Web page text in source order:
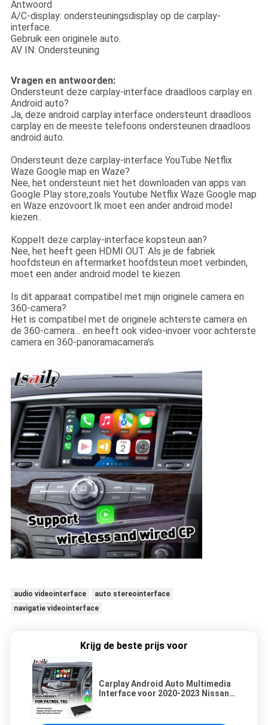
Antwoord
A/C-display: ondersteuningsdisplay op de carplay-
interface.
Gebruik een originele auto.
AV IN: Ondersteuning
Vragen en antwoorden:
Ondersteunt deze carplay-interface draadloos carplay en
Android auto?
Ja, deze android carplay interface ondersteunt draadloos
carplay en de meeste telefoons ondersteunen draadloos
android auto.
Ondersteunt deze carplay-interface YouTube Netflix
Waze Google map en Waze?
Nee, het ondersteunt niet het downloaden van apps van
Google Play store,zoals Youtube Netflix Waze Google map
en Waze enzovoort.Ik moet een ander android model
kiezen..
Koppelt deze carplay-interface kopsteun aan?
Nee, het heeft geen HDMI OUT. Als je de fabriek
hoofdsteun en aftermarket hoofdsteun moet verbinden,
moet een ander android model te kiezen.
Is dit apparaat compatibel met mijn originele camera en
360-camera?
Het is compatibel met de originele achterste camera en
de 360-camera... en heeft ook video-invoer voor achterste
camera en 360-panoramacamera's.
audio videointerface
auto stereointerface
navigatie videointerface
Krijg de beste prijs voor
Carplay Android Auto Multimedia
Interface voor 2020-2023 Nissan